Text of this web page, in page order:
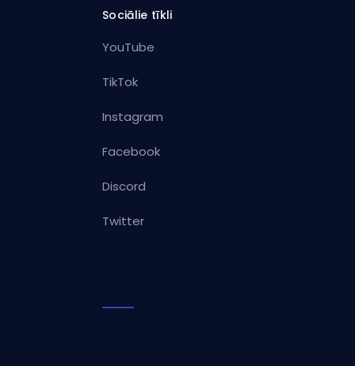
Sociālie tīkli
YouTube
TikTok
Instagram
Facebook
Discord
Twitter